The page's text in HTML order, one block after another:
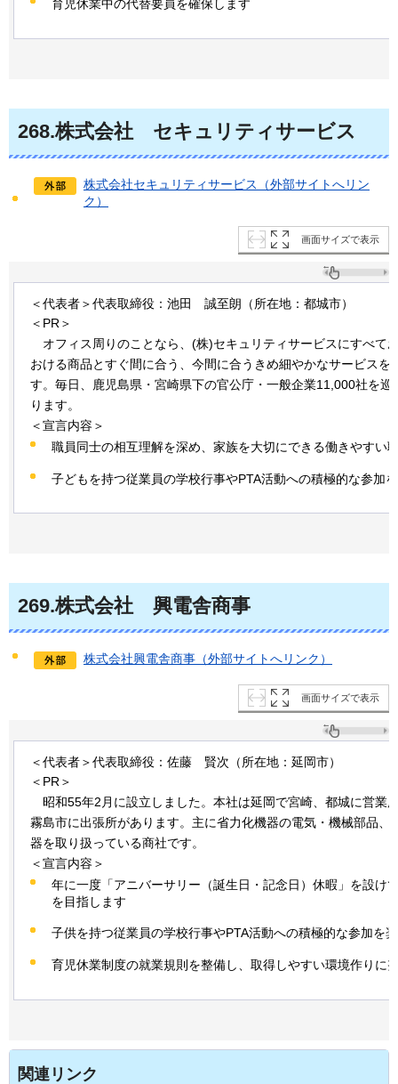
育児休業中の代替要員を確保します
268.株式会社 セキュリティサービス
株式会社セキュリティサービス（外部サイトへリン
ク）
画面サイズで表示
＜代表者＞代表取締役：池田 誠至朗（所在地：都城市）
＜PR＞
オフィス周りのことなら、(株)セキュリティサービスにすべて
おける商品とすぐ間に合う、今間に合うきめ細やかなサービスを
す。毎日、鹿児島県・宮崎県下の官公庁・一般企業11,000社を巡
ります。
＜宣言内容＞
職員同士の相互理解を深め、家族を大切にできる働きやすい
子どもを持つ従業員の学校行事やPTA活動への積極的な参加
269.株式会社 興電舎商事
株式会社興電舎商事（外部サイトへリンク）
画面サイズで表示
＜代表者＞代表取締役：佐藤 賢次 （所在地：延岡市）
＜PR＞
昭和55年2月に設立しました。本社は延岡で宮崎、都城に営業
霧島市に出張所があります。主に省力化機器の電気・機械部品、
器を取り扱っている商社です。
＜宣言内容＞
年に一度「アニバーサリー（誕生日・記念日）休暇」を設け
を目指します
子供を持つ従業員の学校行事やPTA活動への積極的な参加を
育児休業制度の就業規則を整備し、取得しやすい環境作りに
関連リンク